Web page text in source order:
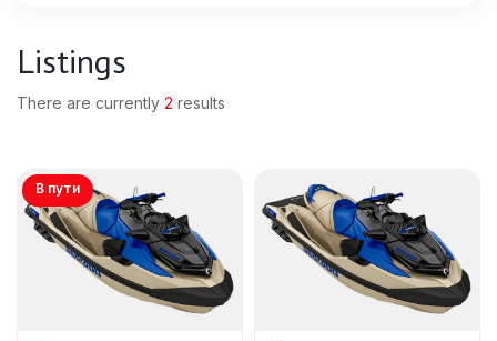
Listings
There are currently 2 results
В пути